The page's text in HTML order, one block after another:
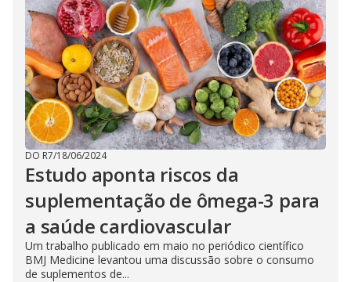
DO R7/18/06/2024
Estudo aponta riscos da
suplementação de ômega-3 para
a saúde cardiovascular
Um trabalho publicado em maio no periódico científico
BMJ Medicine levantou uma discussão sobre o consumo
de suplementos de...